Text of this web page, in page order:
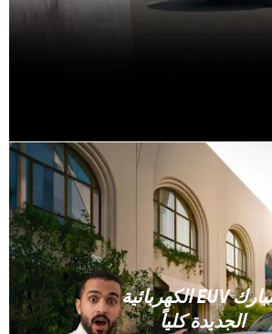
سبارك EUV الكهربائية
الجديدة كلياً​